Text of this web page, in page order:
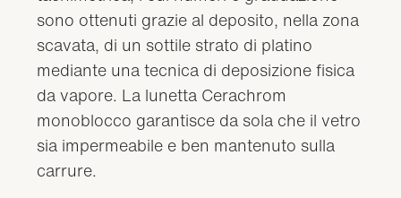
sono ottenuti grazie al deposito, nella zona
scavata, di un sottile strato di platino
mediante una tecnica di deposizione fisica
da vapore. La lunetta Cerachrom
monoblocco garantisce da sola che il vetro
sia impermeabile e ben mantenuto sulla
carrure.